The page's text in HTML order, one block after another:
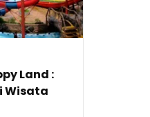
Land :
Wisata